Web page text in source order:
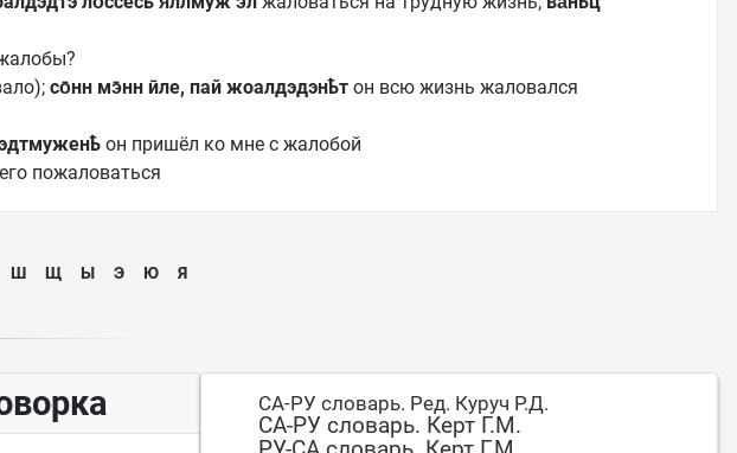
со̄нн мэ̄нн ӣле, пай жоалдэдэнҍт он всю жизнь жаловался
он пришёл ко мне с жалобой
пожаловаться
Ш Щ Ы Э Ю Я
СА-РУ словарь. Ред. Куруч Р.Д.
СА-РУ словарь. Керт Г.М.